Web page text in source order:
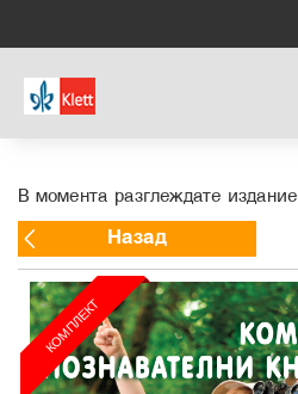
В момента разглеждате издание
Назад
КОМПЛЕКТ